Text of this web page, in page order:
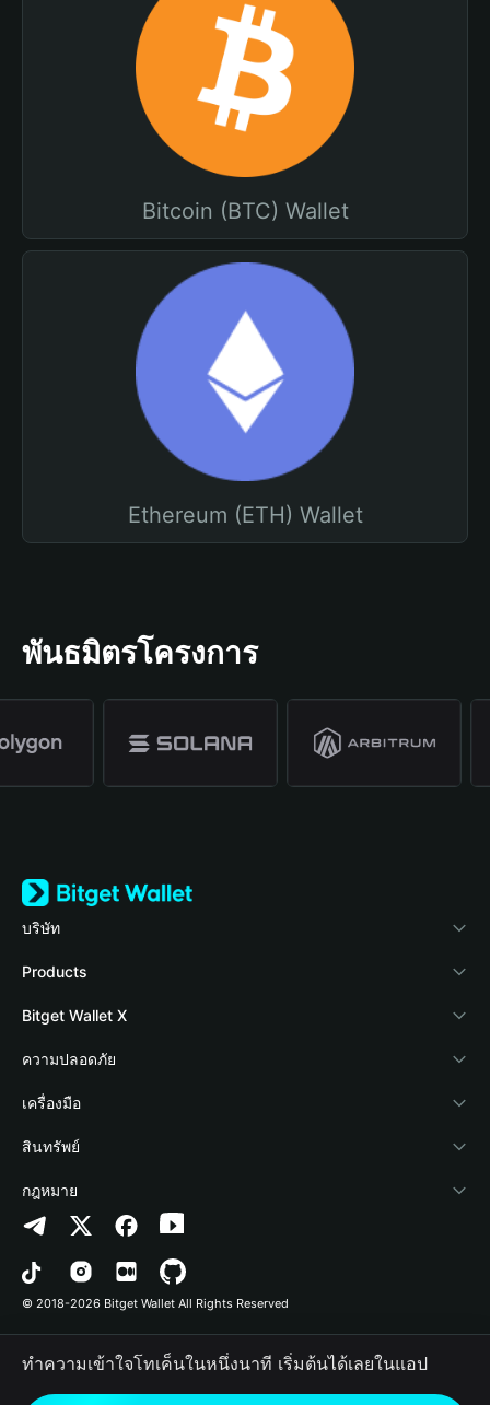
Bitcoin (BTC) Wallet
Ethereum (ETH) Wallet
พันธมิตรโครงการ
บริษัท
เกี่ยวกับ Bitget Wallet
Blog
Academy
ข่าวสารด้านคริปโต
ศูนย์ช่วยเหลือ
ติดต่อเรา
ทรัพยากรข้อมูลของแบรนด์
อาชีพ
Products
Crypto Card
Stablecoin Earn
Payfi Crypto
Crypto Swap API
Altcoin Season Index
Prediction Markets
DApp
RWA
Bitget Wallet X
นักพัฒนา
เชื่อมต่อ Wallet
Bitget Wallet Pay
ลิสต์โปรเจกต์
ความปลอดภัย
Protection Fund
เทคโนโลยีความปลอดภัย
เครื่องมือ
ซื้อคริปโต
การตรวจจับการอนุญาต
การตรวจจับสัญญา
การโอนเป็นชุด
สินทรัพย์
Arbitrum
Avalanche
Bitcoin
Polygon
กฎหมาย
นโยบายความเป็นส่วนตัว
ข้อตกลงในการใช้บริการ
© 2018-2026 Bitget Wallet All Rights Reserved
ทำความเข้าใจโทเค็นในหนึ่งนาที เริ่มต้นได้เลยในแอป